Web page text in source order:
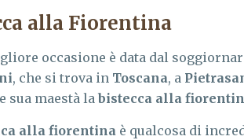
alla Fiorentina
occasione è data dal
, che si trova in Toscana, a
sua maestà la bistecca alla
alla fiorentina è qualcosa di